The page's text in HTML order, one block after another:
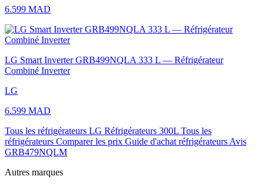
6.599 MAD
LG Smart Inverter GRB499NQLA 333 L — Réfrigérateur
Combiné Inverter
LG
6.599 MAD
Tous les réfrigérateurs LG Réfrigérateurs 300L Tous les
réfrigérateurs Comparer les prix Guide d'achat réfrigérateurs Avis
GRB479NQLM
Autres marques